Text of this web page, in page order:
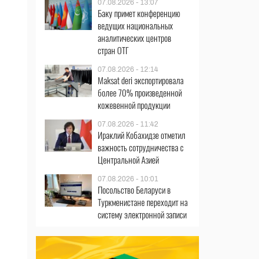
07.08.2026 - 13:07
Баку примет конференцию
ведущих национальных
аналитических центров
стран ОТГ
07.08.2026 - 12:14
Maksat deri экспортировала
более 70% произведенной
кожевенной продукции
07.08.2026 - 11:42
Ираклий Кобахидзе отметил
важность сотрудничества с
Центральной Азией
07.08.2026 - 10:01
Посольство Беларуси в
Туркменистане переходит на
систему электронной записи